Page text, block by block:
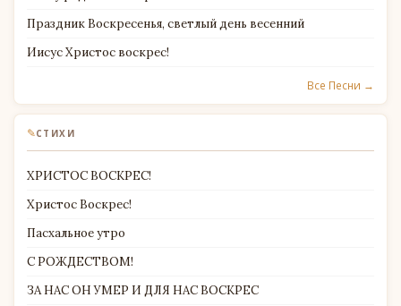
Праздник Воскресенья, светлый день весенний
Иисус Христос воскрес!
Все Песни →
✎СТИХИ
ХРИСТОС ВОСКРЕС!
Христос Воскрес!
Пасхальное утро
С РОЖДЕСТВОМ!
ЗА НАС ОН УМЕР И ДЛЯ НАС ВОСКРЕС